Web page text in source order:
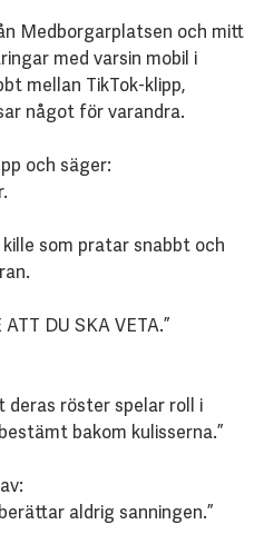
Medborgarplatsen och mitt
med varsin mobil i
mellan TikTok-klipp,
något för varandra.
och säger:
som pratar snabbt och
DU SKA VETA.”
röster spelar roll i
bakom kulisserna.”
aldrig sanningen.”